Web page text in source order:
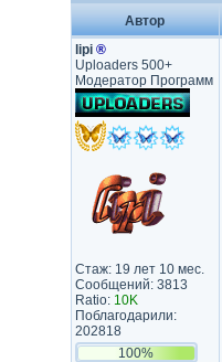
Автор
lipi ®
Uploaders 500+
Модератор Программ
Стаж: 19 лет 10 мес.
Сообщений: 3813
Ratio: 10K
Поблагодарили:
202818
100%